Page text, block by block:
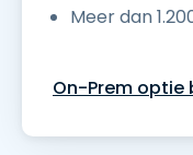
Meer dan
On-Prem optie